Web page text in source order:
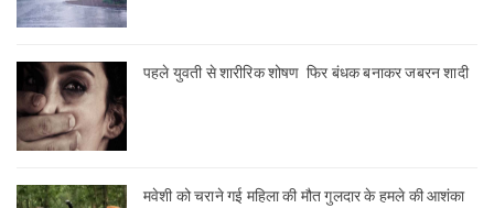
पहले युवती से शारीरिक शोषण फिर बंधक बनाकर जबरन शादी
मवेशी को चराने गई महिला की मौत गुलदार के हमले की आशंका